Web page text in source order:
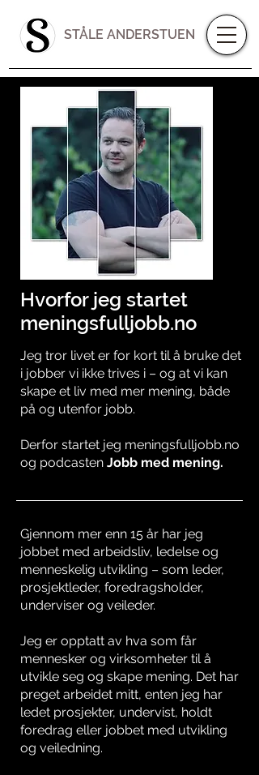
STÅLE ANDERSTUEN
Hvorfor jeg startet
meningsfulljobb.no
Jeg tror livet er for kort til å bruke det
i jobber vi ikke trives i – og at vi kan
skape et liv med mer mening, både
på og utenfor jobb.
Derfor startet jeg meningsfulljobb.no
og podcasten Jobb med mening.
Gjennom mer enn 15 år har jeg
jobbet med arbeidsliv, ledelse og
menneskelig utvikling – som leder,
prosjektleder, foredragsholder,
underviser og veileder.
Jeg er opptatt av hva som får
mennesker og virksomheter til å
utvikle seg og skape mening. Det har
preget arbeidet mitt, enten jeg har
ledet prosjekter, undervist, holdt
foredrag eller jobbet med utvikling
og veiledning.